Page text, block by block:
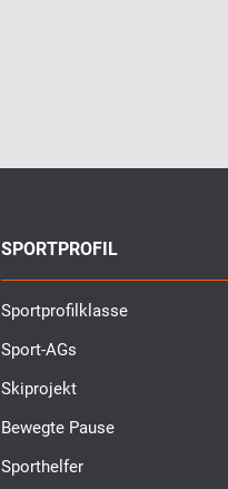
SPORTPROFIL
Sportprofilklasse
Sport-AGs
Skiprojekt
Bewegte Pause
Sporthelfer